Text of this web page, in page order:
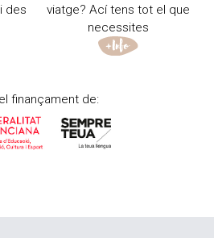
des
viatge? Ací tens tot el que
necessites
finançament de: